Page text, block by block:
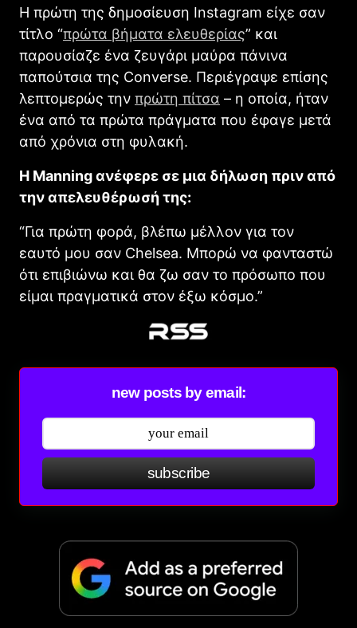
Η πρώτη της δημοσίευση Instagram είχε σαν
τίτλο “πρώτα βήματα ελευθερίας” και
παρουσίαζε ένα ζευγάρι μαύρα πάνινα
παπούτσια της Converse. Περιέγραψε επίσης
λεπτομερώς την πρώτη πίτσα – η οποία, ήταν
ένα από τα πρώτα πράγματα που έφαγε μετά
από χρόνια στη φυλακή.
Η Manning ανέφερε σε μια δήλωση πριν από
την απελευθέρωσή της:
“Για πρώτη φορά, βλέπω μέλλον για τον
εαυτό μου σαν Chelsea. Μπορώ να φανταστώ
ότι επιβιώνω και θα ζω σαν το πρόσωπο που
είμαι πραγματικά στον έξω κόσμο.”
new posts by email:
subscribe